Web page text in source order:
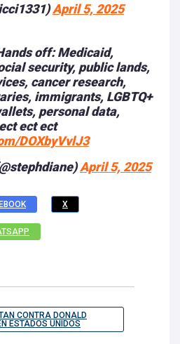
April 5, 2025
off: Medicaid,
security, public lands,
cancer research,
immigrants, LGBTQ+
personal data,
ect ect
DOXbyVvlJ3
April 5, 2025
X
CONTRA DONALD
ESTADOS UNIDOS